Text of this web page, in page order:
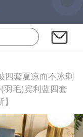
四套夏凉而不冰刺
羽毛)宾利蓝四套